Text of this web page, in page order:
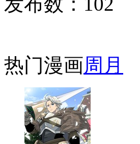
热门漫画周 月